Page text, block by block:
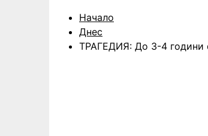
Начало
Днес
ТРАГЕДИЯ: До 3-4 години